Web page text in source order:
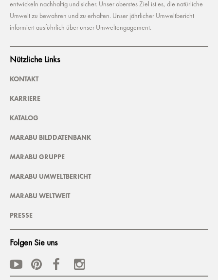
entwickeln nachhaltig und sicher. Unser oberstes Ziel ist es, die natürliche
Umwelt zu bewahren und zu erhalten. Unser jährlicher Umweltbericht
informiert ausführlich über unser Umweltengagement.
Nützliche Links
KONTAKT
KARRIERE
KATALOG
MARABU BILDDATENBANK
MARABU GRUPPE
MARABU UMWELTBERICHT
MARABU WELTWEIT
PRESSE
Folgen Sie uns